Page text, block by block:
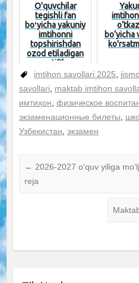
O'quvchilar
tegishli fan
boʻyicha yakuniy
imtihonni
topshirishdan
ozod etiladigan
sertifik...
bo‘yicha
imtihon savollari 2025
savollari
maktab imtihon
имтиҳон физическое
экзаменационные билеты
Узбекистан экзамен
← 2026-2027 o‘quv yiliga
reja